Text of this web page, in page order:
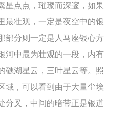
星点点，璀璨而深邃，如果
最壮观，一定是夜空中的银
部分则一定是人马座银心方
河中最为壮观的一段，内有
礁湖星云，三叶星云等。照
域，可以看到由于大量尘埃
分叉，中间的暗带正是银道